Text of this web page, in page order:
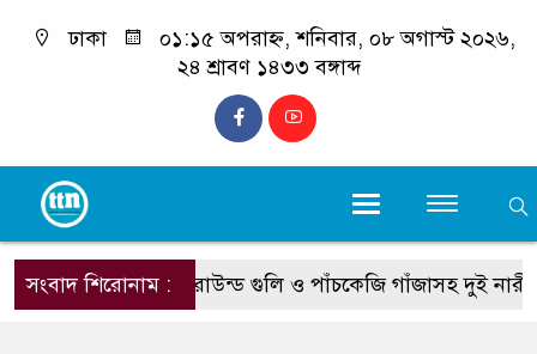
ঢাকা
০১:১৫ অপরাহ্ন, শনিবার, ০৮ অগাস্ট ২০২৬,
২৪ শ্রাবণ ১৪৩৩ বঙ্গাব্দ
সংবাদ শিরোনাম :
উখিয়ায় আট রাউন্ড গুলি ও পাঁচকেজি গাঁজাসহ দুই নারী গ্রেপ্তার